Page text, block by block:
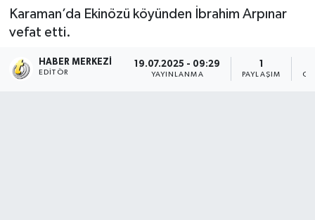
Karaman’da Ekinözü köyünden İbrahim Arpınar
vefat etti.
HABER MERKEZI
EDITÖR
19.07.2025 - 09:29
YAYINLANMA
1
PAYLAŞIM